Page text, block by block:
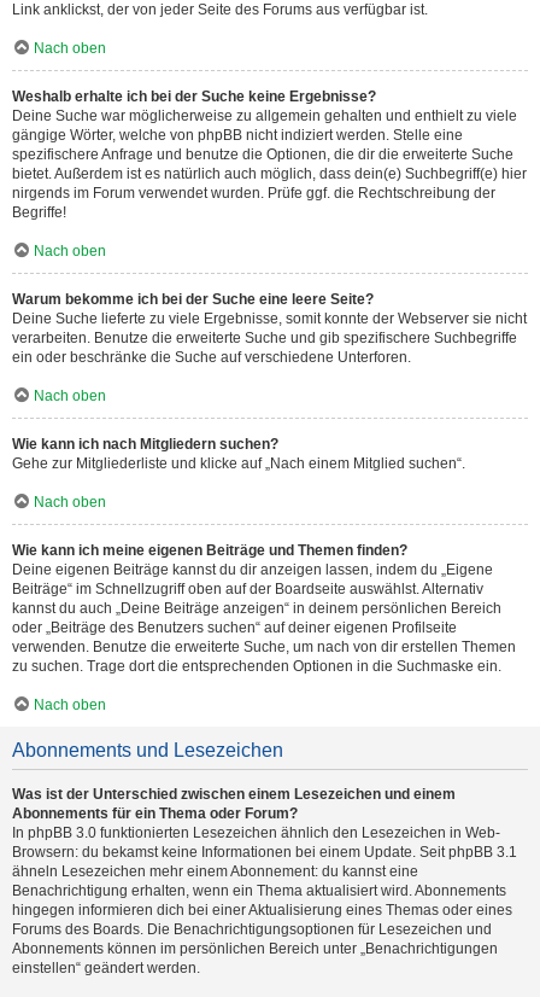
Link anklickst, der von jeder Seite des Forums aus verfügbar ist.
Nach oben
Weshalb erhalte ich bei der Suche keine Ergebnisse?
Deine Suche war möglicherweise zu allgemein gehalten und enthielt zu viele
gängige Wörter, welche von phpBB nicht indiziert werden. Stelle eine
spezifischere Anfrage und benutze die Optionen, die dir die erweiterte Suche
bietet. Außerdem ist es natürlich auch möglich, dass dein(e) Suchbegriff(e) hier
nirgends im Forum verwendet wurden. Prüfe ggf. die Rechtschreibung der
Begriffe!
Nach oben
Warum bekomme ich bei der Suche eine leere Seite?
Deine Suche lieferte zu viele Ergebnisse, somit konnte der Webserver sie nicht
verarbeiten. Benutze die erweiterte Suche und gib spezifischere Suchbegriffe
ein oder beschränke die Suche auf verschiedene Unterforen.
Nach oben
Wie kann ich nach Mitgliedern suchen?
Gehe zur Mitgliederliste und klicke auf „Nach einem Mitglied suchen“.
Nach oben
Wie kann ich meine eigenen Beiträge und Themen finden?
Deine eigenen Beiträge kannst du dir anzeigen lassen, indem du „Eigene
Beiträge“ im Schnellzugriff oben auf der Boardseite auswählst. Alternativ
kannst du auch „Deine Beiträge anzeigen“ in deinem persönlichen Bereich
oder „Beiträge des Benutzers suchen“ auf deiner eigenen Profilseite
verwenden. Benutze die erweiterte Suche, um nach von dir erstellen Themen
zu suchen. Trage dort die entsprechenden Optionen in die Suchmaske ein.
Nach oben
Abonnements und Lesezeichen
Was ist der Unterschied zwischen einem Lesezeichen und einem
Abonnements für ein Thema oder Forum?
In phpBB 3.0 funktionierten Lesezeichen ähnlich den Lesezeichen in Web-
Browsern: du bekamst keine Informationen bei einem Update. Seit phpBB 3.1
ähneln Lesezeichen mehr einem Abonnement: du kannst eine
Benachrichtigung erhalten, wenn ein Thema aktualisiert wird. Abonnements
hingegen informieren dich bei einer Aktualisierung eines Themas oder eines
Forums des Boards. Die Benachrichtigungsoptionen für Lesezeichen und
Abonnements können im persönlichen Bereich unter „Benachrichtigungen
einstellen“ geändert werden.